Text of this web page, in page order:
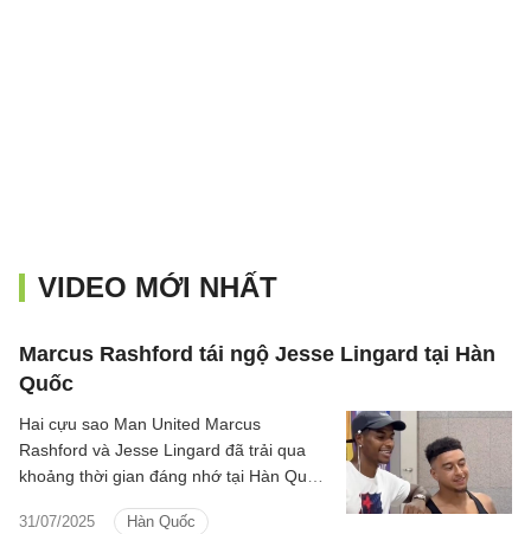
VIDEO MỚI NHẤT
Marcus Rashford tái ngộ Jesse Lingard tại Hàn
Quốc
31/07/2025 Hàn Quốc
Hai cựu sao Man United Marcus
Rashford và Jesse Lingard đã trải qua
khoảng thời gian đáng nhớ tại Hàn Quốc,